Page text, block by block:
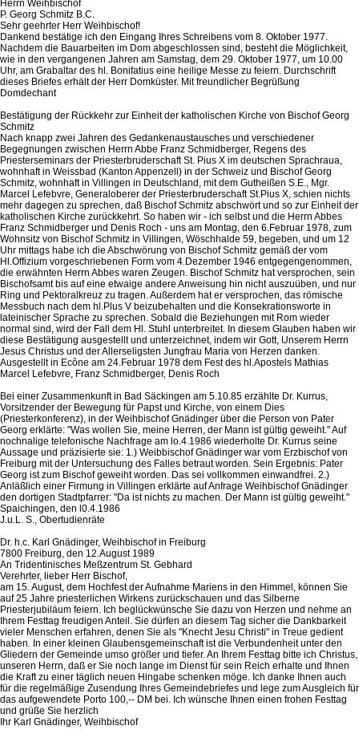
Herrn Weihbischof
P. Georg Schmitz B.C.
Sehr geehrter Herr Weihbischof!
Dankend bestätige ich den Eingang Ihres Schreibens vom 8. Oktober 1977.
Nachdem die Bauarbeiten im Dom abgeschlossen sind, besteht die Möglichkeit,
wie in den vergangenen Jahren am Samstag, dem 29. Oktober 1977, um 10.00
Uhr, am Grabaltar des hl. Bonifatius eine heilige Messe zu feiern. Durchschrift
dieses Briefes erhält der Herr Domküster. Mit freundlicher Begrüßung
Domdechant
Bestätigung der Rückkehr zur Einheit der katholischen Kirche von Bischof Georg
Schmitz
Nach knapp zwei Jahren des Gedankenaustausches und verschiedener
Begegnungen zwischen Herrn Abbe Franz Schmidberger, Regens des
Priesterseminars der Priesterbruderschaft St. Pius X im deutschen Sprachraua,
wohnhaft in Weissbad (Kanton Appenzell) in der Schweiz und Bischof Georg
Schmitz, wohnhaft in Villingen in Deutschland, mit dem Gutheißen S.E., Mgr.
Marcel Lefebvre, Generaloberer der Priesterbruderschaft St.Pius X, schien nichts
mehr dagegen zu sprechen, daß Bischof Schmitz abschwört und so zur Einheit der
katholischen Kirche zurückkehrt. So haben wir - ich selbst und die Herrn Abbes
Franz Schmidberger und Denis Roch - uns am Montag, den 6.Februar 1978, zum
Wohnsitz von Bischof Schmitz in Villingen, Wöschhalde 59, begeben, und um 12
Uhr mittags habe ich die Abschwörung von Bischof Schmitz gemäß der vom
Hl.Offizium vorgeschriebenen Form vom 4.Dezember 1946 entgegengenommen,
die erwähnten Herrn Abbes waren Zeugen. Bischof Schmitz hat versprochen, sein
Bischofsamt bis auf eine etwaige andere Anweisung hin nicht auszuüben, und nur
Ring und Pektoralkreuz zu tragen. Außerdem hat er versprochen, das römische
Messbuch nach dem hl.Plus V beizubehalten und die Konsekrationsworte in
lateinischer Sprache zu sprechen. Sobald die Beziehungen mit Rom wieder
normal sind, wird der Fall dem Hl. Stuhl unterbreitet. In diesem Glauben haben wir
diese Bestätigung ausgestellt und unterzeichnet, indem wir Gott, Unserem Herrn
Jesus Christus und der Allerseligsten Jungfrau Maria von Herzen danken.
Ausgestellt in Ecône am 24.Februar 1978 dem Fest des hl.Apostels Mathias
Marcel Lefebvre, Franz Schmidberger, Denis Roch
Bei einer Zusammenkunft in Bad Säckingen am 5.10.85 erzählte Dr. Kurrus,
Vorsitzender der Bewegung für Papst und Kirche, von einem Dies
(Priesterkonferenz), in der Weihbischof Gnädinger über die Person von Pater
Georg erklärte: "Was wollen Sie, meine Herren, der Mann ist gültig geweiht." Auf
nochnalige telefonische Nachfrage am lo.4.1986 wiederholte Dr. Kurrus seine
Aussage und präzisierte sie: 1.) Weibbischof Gnädinger war vom Erzbischof von
Freiburg mit der Untersuchung des Falles betraut worden. Sein Ergebnis: Pater
Georg ist zum Bischof geweiht worden. Das sei vollkommen einwandfrei. 2.)
Anläßlich einer Firmung in Villingen erklärte auf Anfrage Weihbischof Gnädinger
den dortigen Stadtpfarrer: "Da ist nichts zu machen. Der Mann ist gültig geweiht."
Spaichingen, den l0.4.1986
J.u.L. S., Obertudienräte
Dr. h.c. Karl Gnädinger, Weihbischof in Freiburg
7800 Freiburg, den 12.August 1989
An Tridentinisches Meßzentrum St. Gebhard
Verehrter, lieber Herr Bischof,
am 15. August, dem Hochfest der Aufnahme Mariens in den Himmel, können Sie
auf 25 Jahre priesterlichen Wirkens zurückschauen und das Silberne
Priesterjubiläum feiern. Ich beglückwünsche Sie dazu von Herzen und nehme an
Ihrem Festtag freudigen Anteil. Sie dürfen an diesem Tag sicher die Dankbarkeit
vieler Menschen erfahren, denen Sie als "Knecht Jesu Christi" in Treue gedient
haben. In einer kleinen Glaubensgemeinschaft ist die Verbundenheit unter den
Gliedern der Gemeinde umso größer und tiefer. An Ihrem Festtag bitte ich Christus,
unseren Herrn, daß er Sie noch lange im Dienst für sein Reich erhalte und Ihnen
die Kraft zu einer täglich neuen Hingabe schenken möge. Ich danke Ihnen auch
für die regelmäßige Zusendung Ihres Gemeindebriefes und lege zum Ausgleich für
das aufgewendete Porto 100,-- DM bei. Ich wünsche Ihnen einen frohen Festtag
und grüße Sie herzlich
Ihr Karl Gnädinger, Weihbischof